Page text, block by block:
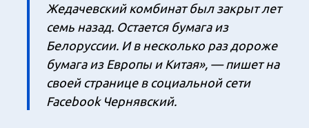
Жедачевский комбинат был закрыт лет
семь назад. Остается бумага из
Белоруссии. И в несколько раз дороже
бумага из Европы и Китая», — пишет на
своей странице в социальной сети
Facebook Чернявский.